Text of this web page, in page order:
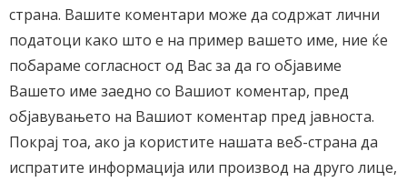
страна. Вашите коментари може да содржат лични
податоци како што е на пример вашето име, ние ќе
побараме согласност од Вас за да го објавиме
Вашето име заедно со Вашиот коментар, пред
објавувањето на Вашиот коментар пред јавноста.
Покрај тоа, ако ја користите нашата веб-страна да
испратите информација или производ на друго лице,